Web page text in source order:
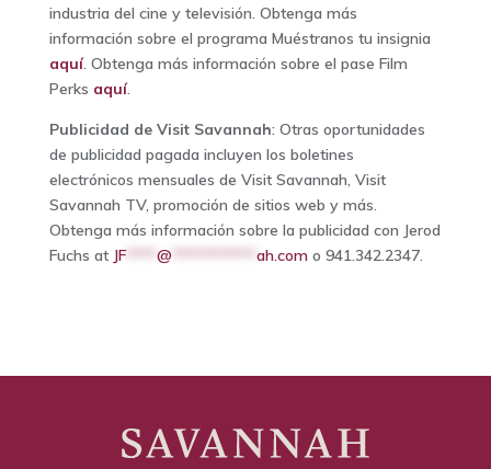
industria del cine y televisión. Obtenga más
información sobre el programa Muéstranos tu insignia
aquí. Obtenga más información sobre el pase Film
Perks aquí.
Publicidad de Visit Savannah: Otras oportunidades
de publicidad pagada incluyen los boletines
electrónicos mensuales de Visit Savannah, Visit
Savannah TV, promoción de sitios web y más.
Obtenga más información sobre la publicidad con Jerod
Fuchs at JF**** @*********** ah.como 941.342.2347.